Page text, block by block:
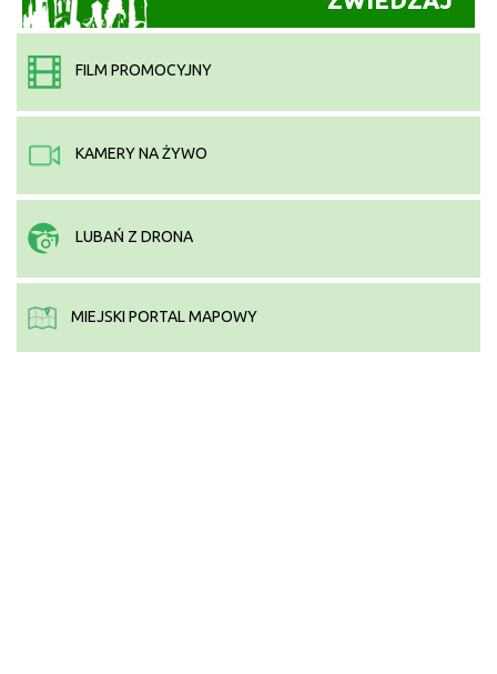
FILM PROMOCYJNY
KAMERY NA ŻYWO
LUBAŃ Z DRONA
MIEJSKI PORTAL MAPOWY